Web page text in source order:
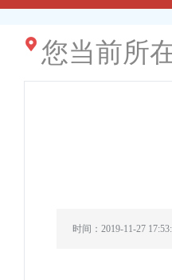
您当前所
时间：2019-11-27